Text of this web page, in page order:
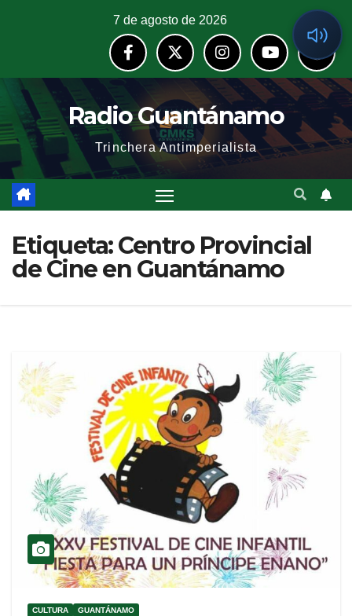
7 de agosto de 2026
Radio Guantánamo
Trinchera Antimperialista
Etiqueta:Centro Provincial
de Cine en Guantánamo
CULTURA GUANTÁNAMO